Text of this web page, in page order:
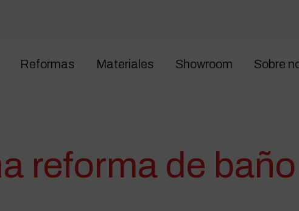
Reformas Materiales Showroom Sobre
reforma de baño